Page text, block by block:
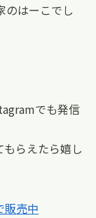
のはーこでし
でも発信
らえたら嬉し
販売中